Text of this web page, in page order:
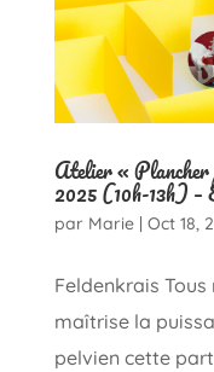
Atelier « Plancher
2025 (10h-13h) –
par Marie| Oct 18,
Feldenkrais
maîtrise la
pelvien cette